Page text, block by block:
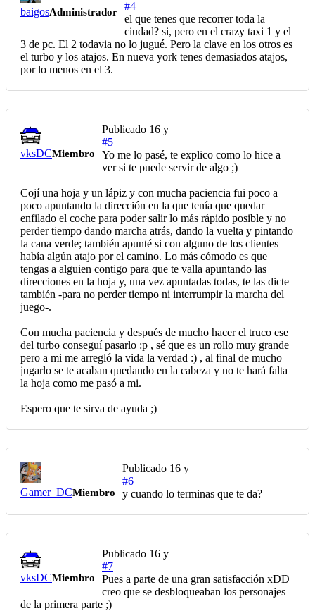
baigosAdministrador
#4
el que tenes que recorrer toda la
ciudad? si, pero en el crazy taxi 1 y el
3 de pc. El 2 todavia no lo jugué. Pero la clave en los otros es
el turbo y los atajos. En nueva york tenes demasiados atajos,
por lo menos en el 3.
vksDCMiembro
Publicado 16 y
#5
Yo me lo pasé, te explico como lo hice a
ver si te puede servir de algo ;)
Cojí una hoja y un lápiz y con mucha paciencia fui poco a
poco apuntando la dirección en la que tenía que quedar
enfilado el coche para poder salir lo más rápido posible y no
perder tiempo dando marcha atrás, dando la vuelta y pintando
la cana verde; también apunté si con alguno de los clientes
había algún atajo por el camino. Lo más cómodo es que
tengas a alguien contigo para que te valla apuntando las
direcciones en la hoja y, una vez apuntadas todas, te las dicte
también -para no perder tiempo ni interrumpir la marcha del
juego-.
Con mucha paciencia y después de mucho hacer el truco ese
del turbo conseguí pasarlo :p , sé que es un rollo muy grande
pero a mi me arregló la vida la verdad :) , al final de mucho
jugarlo se te acaban quedando en la cabeza y no te hará falta
la hoja como me pasó a mi.
Espero que te sirva de ayuda ;)
Gamer_DCMiembro
Publicado 16 y
#6
y cuando lo terminas que te da?
vksDCMiembro
Publicado 16 y
#7
Pues a parte de una gran satisfacción xDD
creo que se desbloqueaban los personajes
de la primera parte ;)